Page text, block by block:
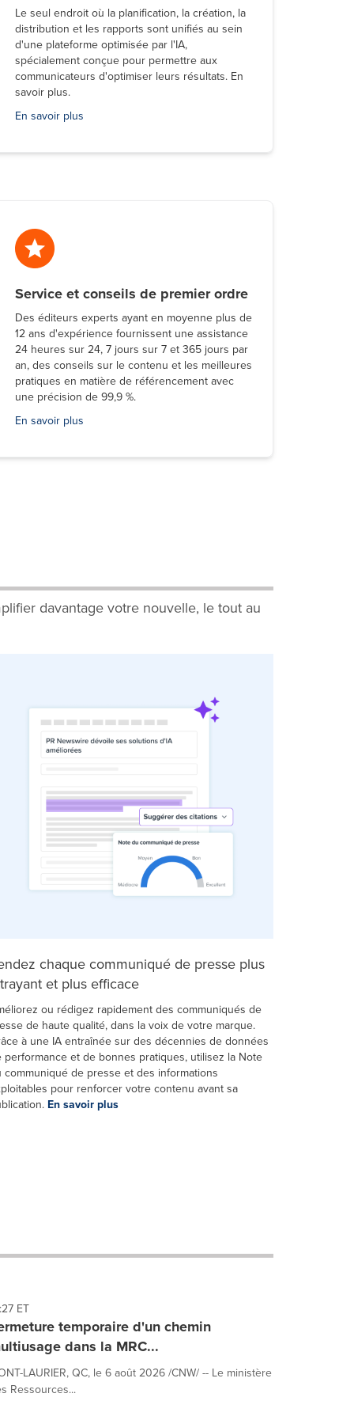
Le seul endroit où la planification, la création, la
distribution et les rapports sont unifiés au sein
d'une plateforme optimisée par l'IA,
spécialement conçue pour permettre aux
communicateurs d'optimiser leurs résultats. En
savoir plus.
En savoir plus
Service et conseils de premier ordre
Des éditeurs experts ayant en moyenne plus de
12 ans d'expérience fournissent une assistance
24 heures sur 24, 7 jours sur 7 et 365 jours par
an, des conseils sur le contenu et les meilleures
pratiques en matière de référencement avec
une précision de 99,9 %.
En savoir plus
davantage votre nouvelle, le tout au
chaque communiqué de presse plus
et plus efficace
ou rédigez rapidement des communiqués de
de haute qualité, dans la voix de votre marque.
à une IA entraînée sur des décennies de données
performance et de bonnes pratiques, utilisez la Note
communiqué de presse et des informations
pour renforcer votre contenu avant sa
En savoir plus
ET
temporaire d'un chemin
dans la MRC...
LAURIER, QC, le 6 août 2026 /CNW/ -- Le ministère
Ressources...